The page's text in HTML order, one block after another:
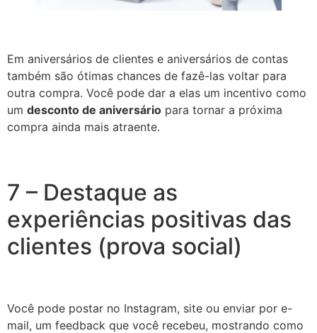
Em aniversários de clientes e aniversários de contas
também são ótimas chances de fazê-las voltar para
outra compra. Você pode dar a elas um incentivo como
um desconto de aniversário para tornar a próxima
compra ainda mais atraente.
7 – Destaque as
experiências positivas das
clientes (prova social)
Você pode postar no Instagram, site ou enviar por e-
mail, um feedback que você recebeu, mostrando como